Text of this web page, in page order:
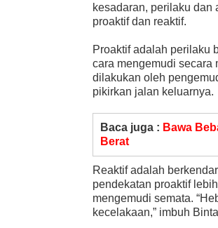
kesadaran, perilaku
proaktif dan reaktif.
Proaktif adalah perilaku
cara mengemudi secara
dilakukan oleh
pikirkan jalan keluarnya.
Baca juga : Bawa
Berat
Reaktif adalah
pendekatan proaktif
mengemudi semata.
kecelakaan,” imbuh